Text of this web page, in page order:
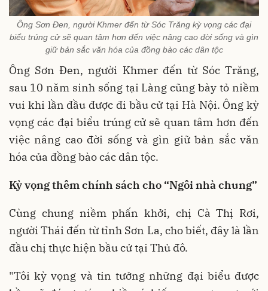
Ông Sơn Đen, người Khmer đến từ Sóc Trăng kỳ vọng các đại
biểu trúng cử sẽ quan tâm hơn đến việc nâng cao đời sống và gìn
giữ bản sắc văn hóa của đồng bào các dân tộc
Ông Sơn Đen, người Khmer đến từ Sóc Trăng,
sau 10 năm sinh sống tại Làng cũng bày tỏ niềm
vui khi lần đầu được đi bầu cử tại Hà Nội. Ông kỳ
vọng các đại biểu trúng cử sẽ quan tâm hơn đến
việc nâng cao đời sống và gìn giữ bản sắc văn
hóa của đồng bào các dân tộc.
Kỳ vọng thêm chính sách cho “Ngôi nhà chung”
Cùng chung niềm phấn khởi, chị Cà Thị Rơi,
người Thái đến từ tỉnh Sơn La, cho biết, đây là lần
đầu chị thực hiện bầu cử tại Thủ đô.
"Tôi kỳ vọng và tin tưởng những đại biểu được